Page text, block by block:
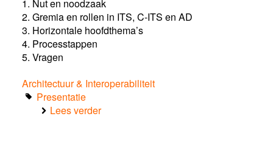
1. Nut en noodzaak
2. Gremia en rollen in ITS, C-ITS en AD
3. Horizontale hoofdthema’s
4. Processtappen
5. Vragen
Architectuur & Interoperabiliteit
Presentatie
Lees verderover